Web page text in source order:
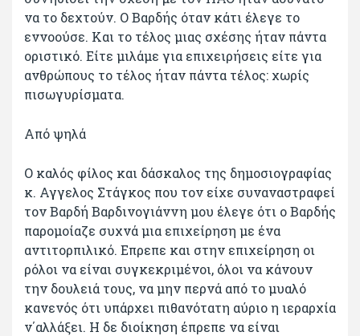
να το δεχτούν. Ο Βαρδής όταν κάτι έλεγε το
εννοούσε. Και το τέλος μιας σχέσης ήταν πάντα
οριστικό. Είτε μιλάμε για επιχειρήσεις είτε για
ανθρώπους το τέλος ήταν πάντα τέλος: χωρίς
πισωγυρίσματα.
Από ψηλά
Ο καλός φίλος και δάσκαλος της δημοσιογραφίας
κ. Αγγελος Στάγκος που τον είχε συναναστραφεί
τον Βαρδή Βαρδινογιάννη μου έλεγε ότι ο Βαρδής
παρομοίαζε συχνά μια επιχείρηση με ένα
αντιτορπιλικό. Επρεπε και στην επιχείρηση οι
ρόλοι να είναι συγκεκριμένοι, όλοι να κάνουν
την δουλειά τους, να μην περνά από το μυαλό
κανενός ότι υπάρχει πιθανότατη αύριο η ιεραρχία
ν΄αλλάξει. Η δε διοίκηση έπρεπε να είναι